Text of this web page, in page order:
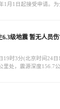
1月1日起接受申请。为
级地震 暂无人员
19时3分(北京时间24
里处，震源深度156.7